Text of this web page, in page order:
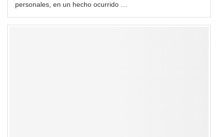
personales, en un hecho ocurrido …